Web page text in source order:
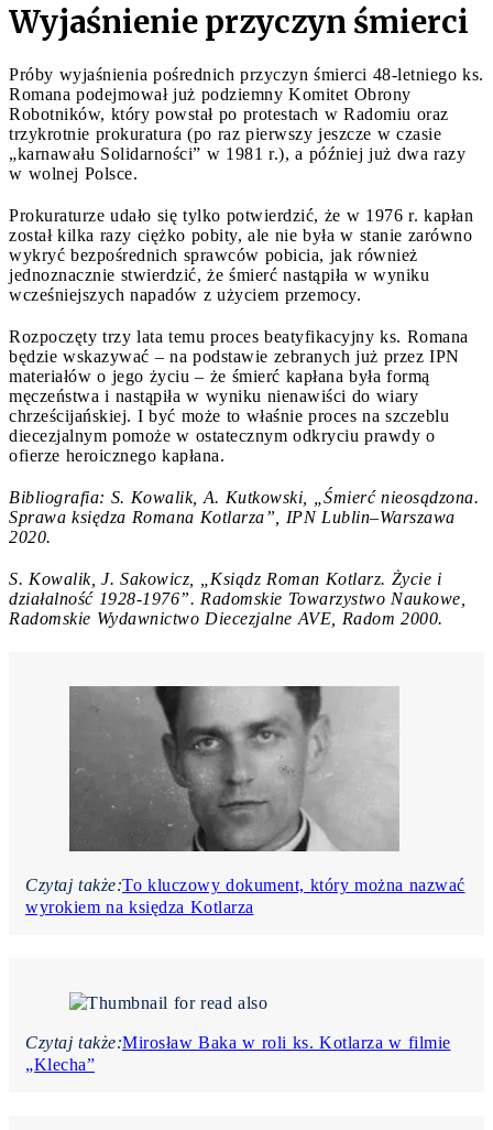
Wyjaśnienie przyczyn śmierci
Próby wyjaśnienia pośrednich przyczyn śmierci 48-letniego ks.
Romana podejmował już podziemny Komitet Obrony
Robotników, który powstał po protestach w Radomiu oraz
trzykrotnie prokuratura (po raz pierwszy jeszcze w czasie
„karnawału Solidarności” w 1981 r.), a później już dwa razy
w wolnej Polsce.
Prokuraturze udało się tylko potwierdzić, że w 1976 r. kapłan
został kilka razy ciężko pobity, ale nie była w stanie zarówno
wykryć bezpośrednich sprawców pobicia, jak również
jednoznacznie stwierdzić, że śmierć nastąpiła w wyniku
wcześniejszych napadów z użyciem przemocy.
Rozpoczęty trzy lata temu proces beatyfikacyjny ks. Romana
będzie wskazywać – na podstawie zebranych już przez IPN
materiałów o jego życiu – że śmierć kapłana była formą
męczeństwa i nastąpiła w wyniku nienawiści do wiary
chrześcijańskiej. I być może to właśnie proces na szczeblu
diecezjalnym pomoże w ostatecznym odkryciu prawdy o
ofierze heroicznego kapłana.
Bibliografia: S. Kowalik, A. Kutkowski, „Śmierć nieosądzona.
Sprawa księdza Romana Kotlarza”, IPN Lublin–Warszawa
2020.
S. Kowalik, J. Sakowicz, „Ksiądz Roman Kotlarz. Życie i
działalność 1928-1976”. Radomskie Towarzystwo Naukowe,
Radomskie Wydawnictwo Diecezjalne AVE, Radom 2000.
Czytaj także:To kluczowy dokument, który można nazwać
wyrokiem na księdza Kotlarza
Czytaj także:Mirosław Baka w roli ks. Kotlarza w filmie
„Klecha”